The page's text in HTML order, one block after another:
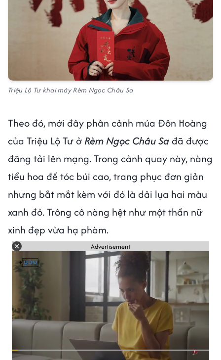
Triệu Lộ Tư khai máy Rèm Ngọc Châu Sa
Theo đó, mới đây phân cảnh múa Đôn Hoàng
của Triệu Lộ Tư ởRèm Ngọc Châu Sađã được
đăng tải lên mạng. Trong cảnh quay này, nàng
tiểu hoa để tóc búi cao, trang phục đơn giản
nhưng bắt mắt kèm với đó là dải lụa hai màu
xanh đỏ. Trông cô nàng hệt như một thần nữ
xinh đẹp vừa hạ phàm.
Advertisement